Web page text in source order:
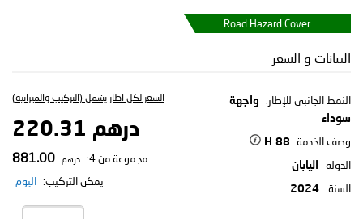
Road Hazard Cover
البيانات و السعر
النمط الجانبي للإطار:
واجهة
سوداء
وصف الخدمة 88 H
الدولة اليابان
السنة: 2024
السعر لكل اطار يشمل (التركيب والميزانية)
درهم 220.31
مجموعة من 4: درهم
يمكن التركيب: اليوم